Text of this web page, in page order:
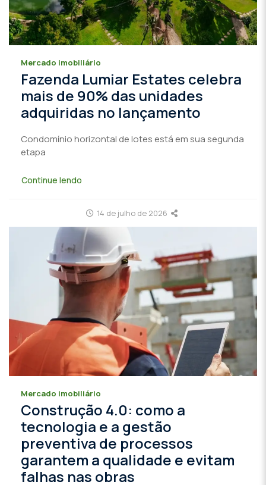
Mercado imobiliário
Fazenda Lumiar Estates celebra
mais de 90% das unidades
adquiridas no lançamento
Condomínio horizontal de lotes está em sua segunda
etapa
Continue lendo
14 de julho de 2026
Mercado imobiliário
Construção 4.0: como a
tecnologia e a gestão
preventiva de processos
garantem a qualidade e evitam
falhas nas obras